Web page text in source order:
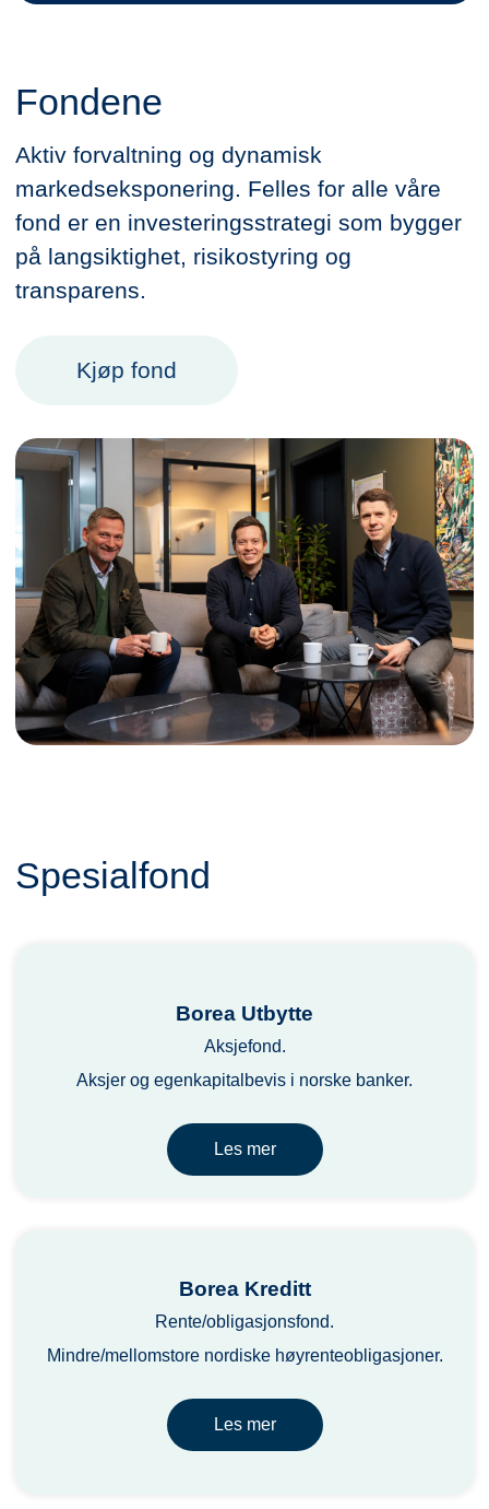
Fondene
Aktiv forvaltning og dynamisk
markedseksponering. Felles for alle våre
fond er en investeringsstrategi som bygger
på langsiktighet, risikostyring og
transparens.
Kjøp fond
Spesialfond
Borea Utbytte
Aksjefond.
Aksjer og egenkapitalbevis i norske banker.
Les mer
Borea Kreditt
Rente/obligasjonsfond.
Mindre/mellomstore nordiske høyrenteobligasjoner.
Les mer